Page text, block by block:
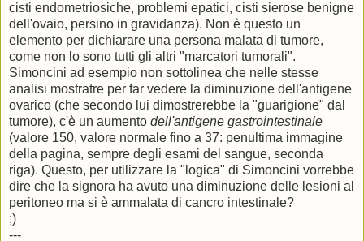
cisti endometriosiche, problemi epatici, cisti sierose benigne
dell'ovaio, persino in gravidanza). Non è questo un
elemento per dichiarare una persona malata di tumore,
come non lo sono tutti gli altri "marcatori tumorali".
Simoncini ad esempio non sottolinea che nelle stesse
analisi mostratre per far vedere la diminuzione dell'antigene
ovarico (che secondo lui dimostrerebbe la "guarigione" dal
tumore), c'è un aumento dell'antigene gastrointestinale
(valore 150, valore normale fino a 37: penultima immagine
della pagina, sempre degli esami del sangue, seconda
riga). Questo, per utilizzare la "logica" di Simoncini vorrebbe
dire che la signora ha avuto una diminuzione delle lesioni al
peritoneo ma si è ammalata di cancro intestinale?
;)
---